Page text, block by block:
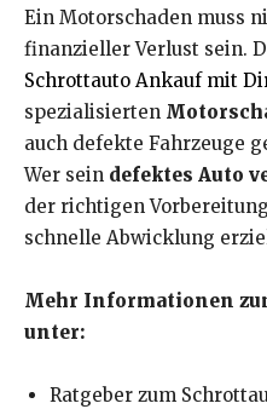
Ein Motorschaden muss
finanzieller Verlust sein.
Schrottauto Ankauf mit
spezialisierten
auch defekte Fahrzeuge
Wer sein defektes Auto
der richtigen
schnelle Abwicklung
Mehr Informationen
unter:
Ratgeber zum